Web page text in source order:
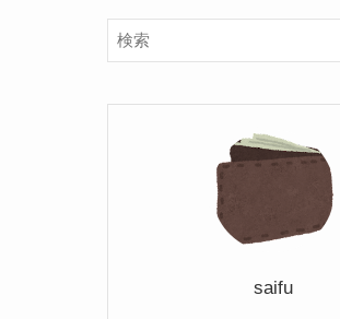
saifu